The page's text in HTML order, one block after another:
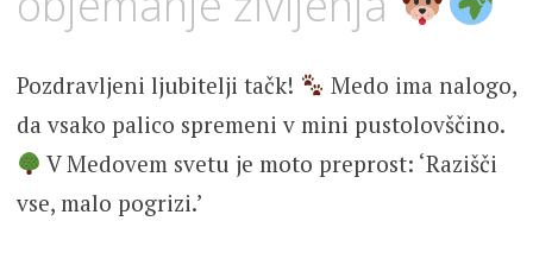
Pozdravljeni ljubitelji tačk!
Medo ima nalogo,
da vsako palico spremeni v mini pustolovščino.
V Medovem svetu je moto preprost: ‘Razišči
vse, malo pogrizi.’